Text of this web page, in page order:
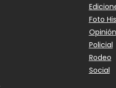
Foto
Opinión
Policial
Rodeo
Social